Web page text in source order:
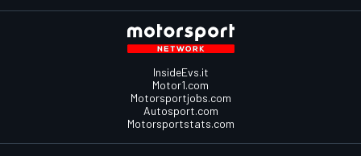
InsideEvs.it
Motor1.com
Motorsportjobs.com
Autosport.com
Motorsportstats.com